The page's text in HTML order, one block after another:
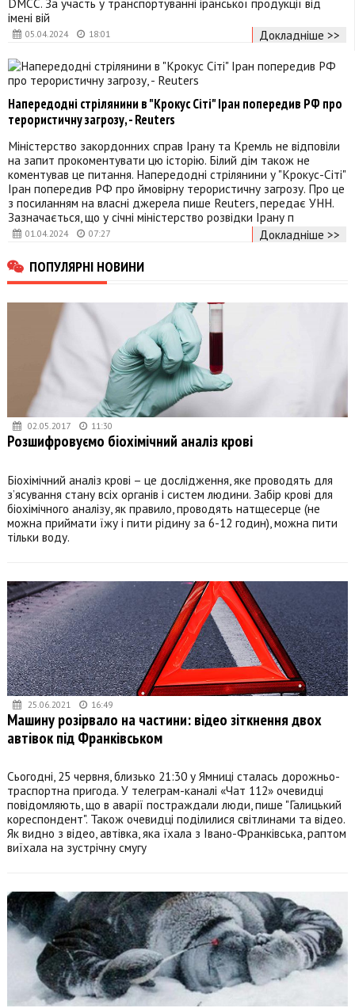
05.04.2024 18:01
імені вій
Докладніше >>
01.04.2024 07:27
Напередодні стрілянини в "Крокус Сіті" Іран попередив РФ про
терористичну загрозу, - Reuters
Міністерство закордонних справ Ірану та Кремль не відповіли
на запит прокоментувати цю історію. Білий дім також не
коментував це питання. Напередодні стрілянини у "Крокус-Сіті"
Іран попередив РФ про ймовірну терористичну загрозу. Про це
з посиланням на власні джерела пише Reuters, передає УНН.
Зазначається, що у січні міністерство розвідки Ірану п
Докладніше >>
ПОПУЛЯРНІ НОВИНИ
02.05.2017 11:30
Розшифровуємо біохімічний аналіз крові
Біохімічний аналіз крові – це дослідження, яке проводять для
з’ясування стану всіх органів і систем людини. Забір крові для
біохімічного аналізу, як правило, проводять натщесерце (не
можна приймати їжу і пити рідину за 6-12 годин), можна пити
тільки воду.
25.06.2021 16:49
Машину розірвало на частини: відео зіткнення двох
автівок під Франківськом
Сьогодні, 25 червня, близько 21:30 у Ямниці сталась дорожньо-
траспортна пригода. У телеграм-каналі «Чат 112» очевидці
повідомляють, що в аварії постраждали люди, пише "Галицький
кореспондент". Також очевидці поділилися світлинами та відео.
Як видно з відео, автівка, яка їхала з Івано-Франківська, раптом
виїхала на зустрічну смугу